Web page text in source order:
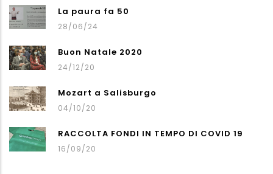
La paura fa 50
28/06/24
Buon Natale 2020
24/12/20
Mozart a Salisburgo
04/10/20
RACCOLTA FONDI IN TEMPO DI COVID 19
16/09/20